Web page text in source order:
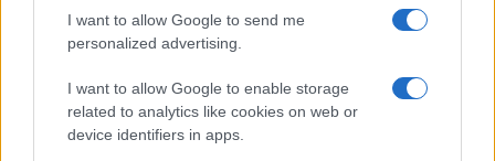
I want to allow Google to send me
personalized advertising.
I want to allow Google to enable storage
related to analytics like cookies on web or
device identifiers in apps.
Edoardo Marchesi · 5 Ago 2026